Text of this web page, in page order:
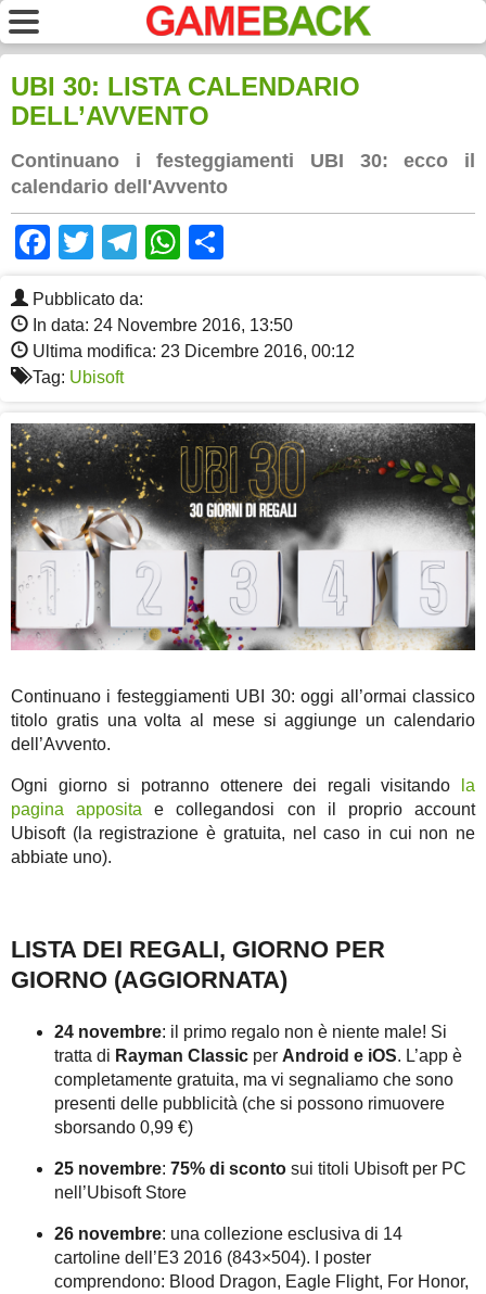
UBI 30: LISTA CALENDARIO
DELL’AVVENTO
Continuano i festeggiamenti UBI 30: ecco il
calendario dell'Avvento
Facebook
TwitterTelegram
WhatsApp
Pubblicato da:
In data: 24 Novembre 2016, 13:50
Ultima modifica: 23 Dicembre 2016, 00:12
Tag: Ubisoft
Continuano i festeggiamenti UBI 30: oggi all’ormai classico
titolo gratis una volta al mese si aggiunge un calendario
dell’Avvento.
Ogni giorno si potranno ottenere dei regali visitando
la
pagina apposita e collegandosi con il proprio account
Ubisoft (la registrazione è gratuita, nel caso in cui non ne
abbiate uno).
LISTA DEI REGALI, GIORNO PER
GIORNO (AGGIORNATA)
24 novembre: il primo regalo non è niente male! Si
tratta di Rayman Classic per Android e iOS. L’app è
completamente gratuita, ma vi segnaliamo che sono
presenti delle pubblicità (che si possono rimuovere
sborsando 0,99 €)
25 novembre: 75% di sconto sui titoli Ubisoft per PC
nell’Ubisoft Store
26 novembre: una collezione esclusiva di 14
cartoline dell’E3 2016 (843×504). I poster
comprendono: Blood Dragon, Eagle Flight, For Honor,